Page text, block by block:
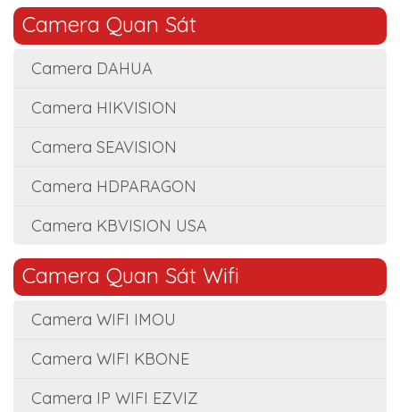
Camera Quan Sát
Camera DAHUA
Camera HIKVISION
Camera SEAVISION
Camera HDPARAGON
Camera KBVISION USA
Camera Quan Sát Wifi
Camera WIFI IMOU
Camera WIFI KBONE
Camera IP WIFI EZVIZ